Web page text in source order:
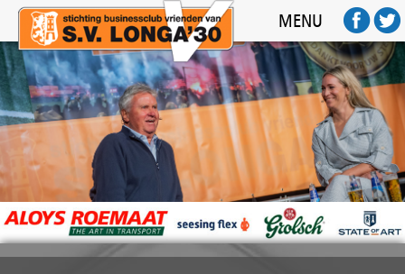
HOME
ACTIVITEITEN
SPONSOREN
FOTO'S
AFTERMOVIE
FC BUSINESS
CONTACT
MENU